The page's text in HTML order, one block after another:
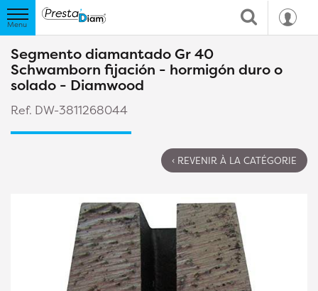
Segmento diamantado Gr 40
Schwamborn fijación - hormigón duro o
solado - Diamwood
Ref. DW-3811268044
‹ REVENIR À LA CATÉGORIE